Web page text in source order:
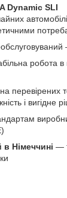
Dynamic SLI
робота
перевірених
і вигідне
Німеччині —